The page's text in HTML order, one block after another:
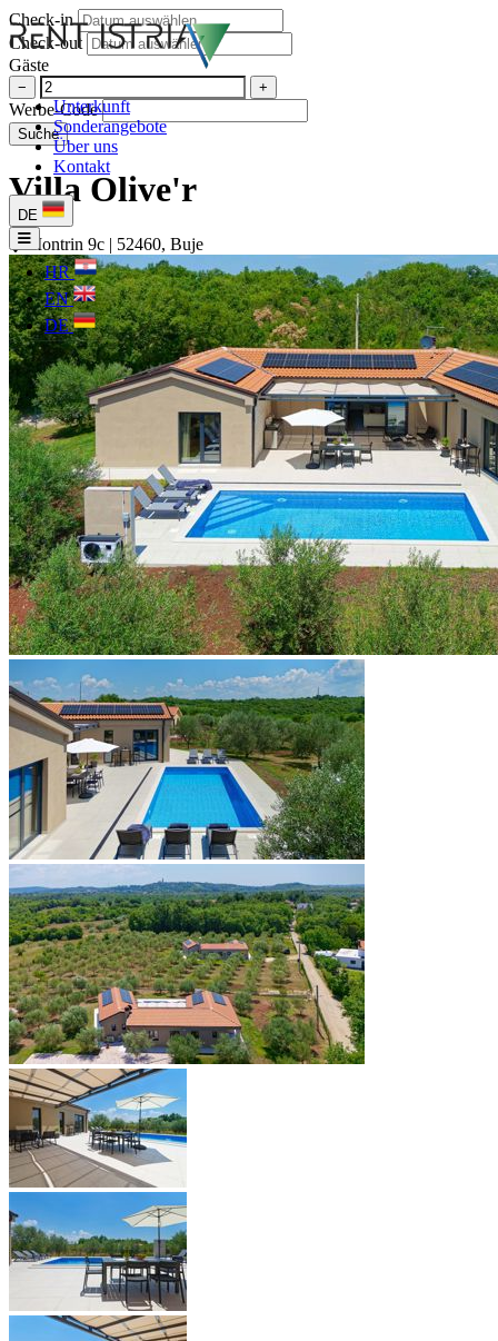
Unterkunft
Sonderangebote
Über uns
Kontakt
DE
HR
EN
DE
Check-in
Check-out
Gäste
− +
Werbe-Code
Suche
Villa Olive'r
Montrin 9c | 52460, Buje